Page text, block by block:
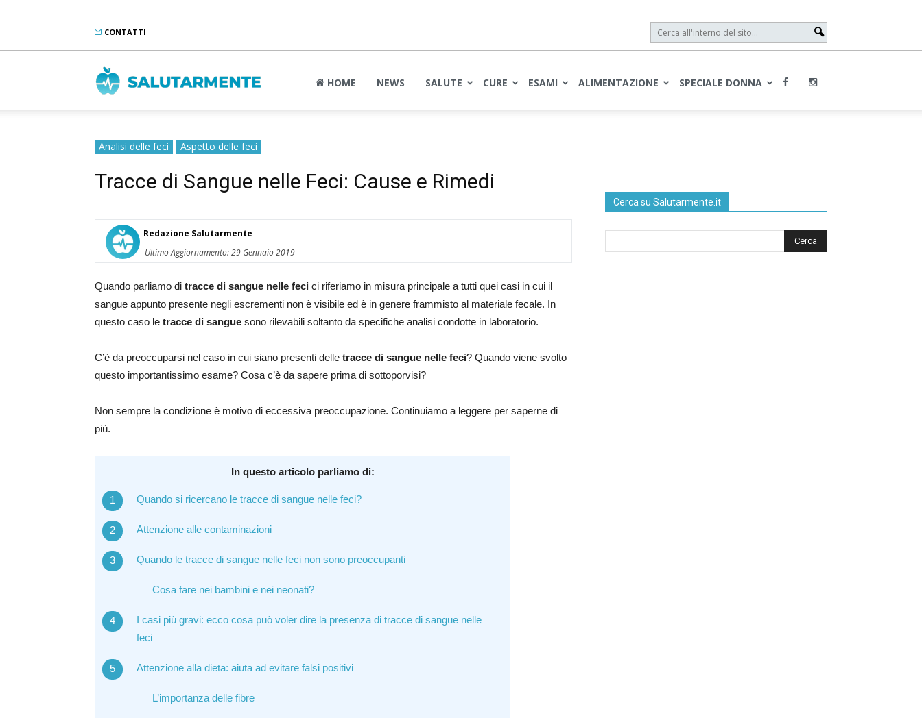
CONTATTI
Salutarmente HOME NEWS SALUTE CURE ESAMI ALIMENTAZIONE SPECIALE DONNA
Analisi delle feci Aspetto delle feci
Tracce di Sangue nelle Feci: Cause e Rimedi
Redazione Salutarmente
Ultimo Aggiornamento: 29 Gennaio 2019
Quando parliamo di tracce di sangue nelle feci ci riferiamo in misura principale a tutti quei casi in cui il
sangue appunto presente negli escrementi non è visibile ed è in genere frammisto al materiale fecale. In
questo caso le tracce di sangue sono rilevabili soltanto da specifiche analisi condotte in laboratorio.
C’è da preoccuparsi nel caso in cui siano presenti delle tracce di sangue nelle feci? Quando viene svolto
questo importantissimo esame? Cosa c’è da sapere prima di sottoporvisi?
Non sempre la condizione è motivo di eccessiva preoccupazione. Continuiamo a leggere per saperne di
più.
In questo articolo parliamo di:
Quando si ricercano le tracce di sangue nelle feci?
Attenzione alle contaminazioni
Quando le tracce di sangue nelle feci non sono preoccupanti
Cosa fare nei bambini e nei neonati?
I casi più gravi: ecco cosa può voler dire la presenza di tracce di sangue nelle
feci
Attenzione alla dieta: aiuta ad evitare falsi positivi
L’importanza delle fibre
Cerca su Salutarmente.it